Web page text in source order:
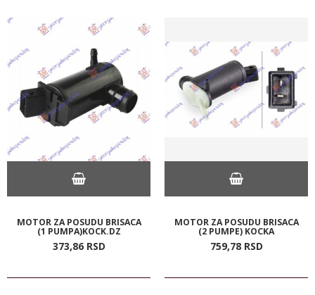
MOTOR ZA POSUDU BRISACA
(1 PUMPA)KOCK.DZ
373,86 RSD
MOTOR ZA POSUDU BRISACA
(2 PUMPE) KOCKA
759,78 RSD